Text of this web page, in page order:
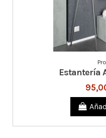
Estantería